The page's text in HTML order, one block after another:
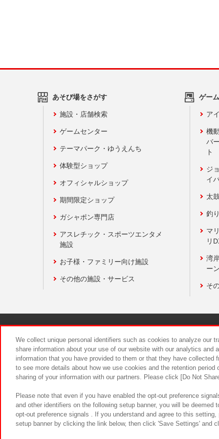
あそび場をさがす
施設・店舗検索
ゲームセンター
テーマパーク・ゆうえんち
体験型ショップ
オフィシャルショップ
期間限定ショップ
ガシャポン専門店
アスレチック・スポーツエンタメ
施設
お子様・ファミリー向け施設
その他の施設・サービス
ゲー
ア
機
バ
ト
ジ
イ
太
釣
マ
リ
湾
ー
そ
食品のご
We collect unique personal identifiers such as cookies to analyze our
share information about your use of our website with our analytics and
information that you have provided to them or that they have
to see more details about how we use cookies and the retention
sharing of your information with our partners. Please click [Do Not
Please note that even if you have enabled the opt-out preference
and other identifiers on the following setup banner, you will be
opt-out preference signals . If you understand and agree to this
setup banner by clicking the link below, then click 'Save Settings' and